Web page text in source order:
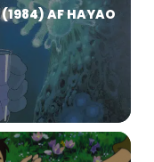
AF HAYAO